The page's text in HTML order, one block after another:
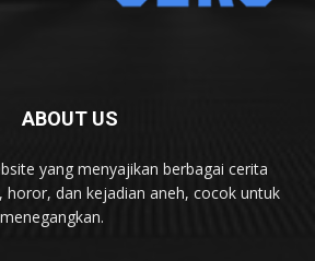
ABOUT US
yang menyajikan berbagai cerita
horor, dan kejadian aneh, cocok untuk